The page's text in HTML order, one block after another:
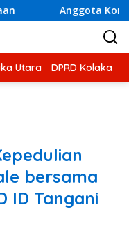
Komisi V DPR RI H
Utara DPRD Kolaka
bersama
ID Tangani